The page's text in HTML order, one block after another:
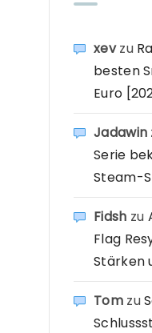
xevzu
besten
Euro
Jadawin
Serie
Steam-
Fidsh zu
Flag
Stärken
Tomzu